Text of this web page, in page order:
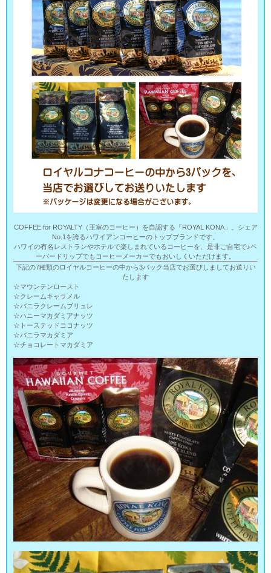
COFFEE for ROYALTY（王室のコーヒー）を自認する「ROYAL KONA」。シェア
No.1を誇るハワイアンコーヒーのトップブランドです。
ハワイの有名レストランやホテルで楽しまれているコーヒーを、是非ご自宅で♪ペ
ーパードリップでもコーヒーメーカーでもおいしくいただけます。
下記の7種類のロイヤルコーヒーの中から3パック当店でお選びしましてお送りい
たします
☆マウンテンロースト
☆クレームキャラメル
☆バニラクレームブリュレ
☆ハニーマカダミアナッツ
☆トーステッドココナッツ
☆バニラマカダミア
☆チョコレートマカダミア